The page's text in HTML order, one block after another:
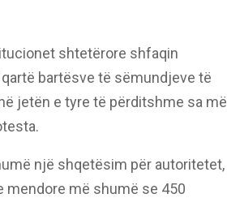
shtetërore shfaqin
bartësve të sëmundjeve të
jetën e tyre të përditshme sa më
një shqetësim për autoritetet,
mendore më shumë se 450